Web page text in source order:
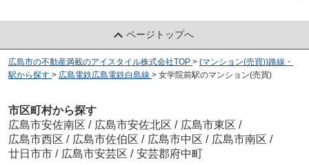
ページトップへ
広島市の不動産満載のアイスタイル株式会社TOP > (マンション(売買))路線・
駅から探す > 広島電鉄広島電鉄白島線 > 女学院前駅のマンション(売買)
市区町村から探す
広島市安佐南区 / 広島市安佐北区 / 広島市東区 /
広島市西区 / 広島市佐伯区 / 広島市中区 / 広島市南区 /
廿日市市 / 広島市安芸区 / 安芸郡府中町